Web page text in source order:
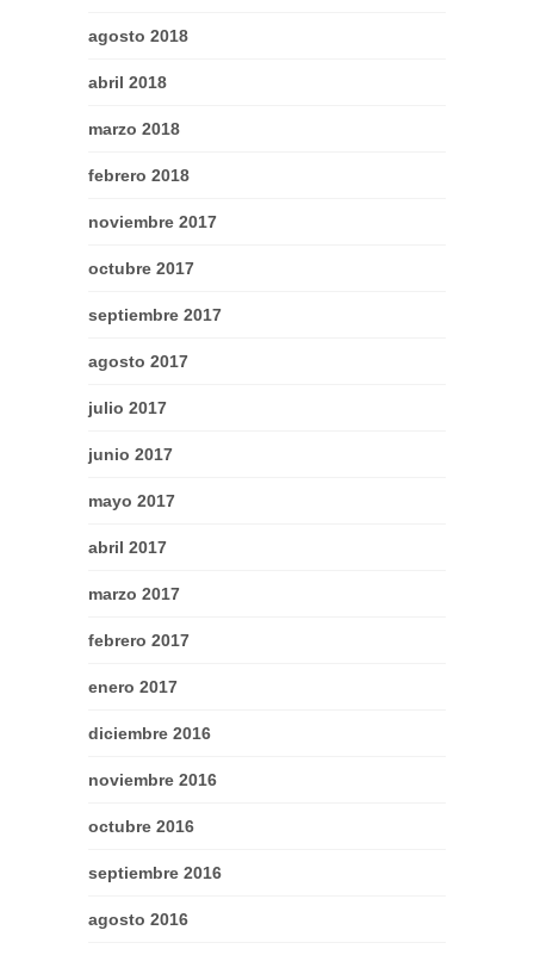
agosto 2018
abril 2018
marzo 2018
febrero 2018
noviembre 2017
octubre 2017
septiembre 2017
agosto 2017
julio 2017
junio 2017
mayo 2017
abril 2017
marzo 2017
febrero 2017
enero 2017
diciembre 2016
noviembre 2016
octubre 2016
septiembre 2016
agosto 2016